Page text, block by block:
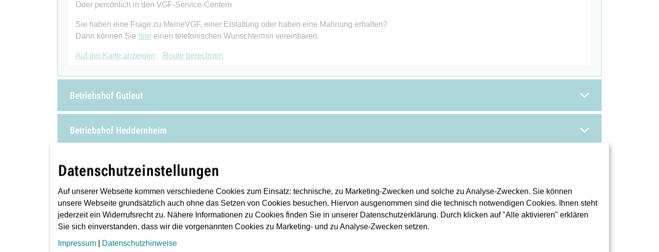
Oder persönlich in den VGF-Service-Centern
Sie haben eine Frage zu MeineVGF, einer Erstattung oder haben eine Mahnung erhalten?
Dann können Sie hier einen telefonischen Wunschtermin vereinbaren.
Auf der Karte anzeigen Route berechnen
Betriebshof Gutleut
Betriebshof Heddernheim
Betriebshof Ost
Betriebsleitstelle / Technische Leitzentrale / Sicherheits- und Service-Zentrale
Datenschutzeinstellungen
Auf unserer Webseite kommen verschiedene Cookies zum Einsatz: technische, zu Marketing-Zwecken und solche zu Analyse-Zwecken. Sie können
unsere Webseite grundsätzlich auch ohne das Setzen von Cookies besuchen. Hiervon ausgenommen sind die technisch notwendigen Cookies. Ihnen steht
jederzeit ein Widerrufsrecht zu. Nähere Informationen zu Cookies finden Sie in unserer Datenschutzerklärung. Durch klicken auf "Alle aktivieren" erklären
Sie sich einverstanden, dass wir die vorgenannten Cookies zu Marketing- und zu Analyse-Zwecken setzen.
Impressum | Datenschutzhinweise